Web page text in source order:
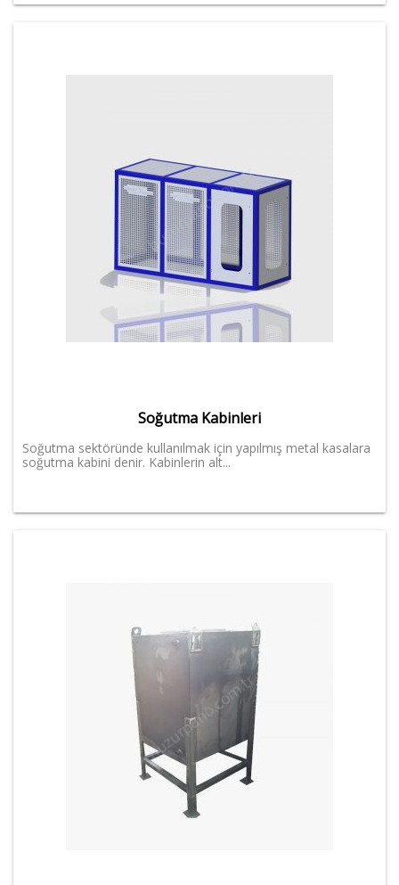
Soğutma Kabinleri
Soğutma sektöründe kullanılmak için yapılmış metal kasalara
soğutma kabini denir. Kabinlerin alt...